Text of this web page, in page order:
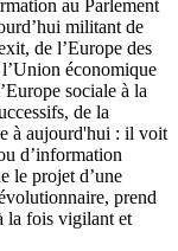
au Parlement
militant de
de l’Europe des
économique
sociale à la
de la
à aujourd'hui : il voit
d’information
le projet d’une
prend
la fois vigilant et